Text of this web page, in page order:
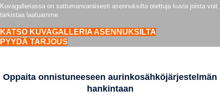
Kuvagalleriassa on sattumanvaraisesti asennuksilta otettuja kuvia joista voit
tarkistaa laatuamme.
KATSO KUVAGALLERIA ASENNUKSILTA
PYYDÄ TARJOUS
Oppaita onnistuneeseen aurinkosähköjärjestelmän
hankintaan